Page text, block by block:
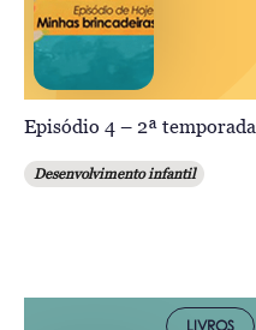
Episódio 4 – 2ª temporada
Desenvolvimento infantil
LIVROS